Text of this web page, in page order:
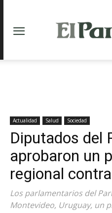
Actualidad Salud Sociedad
Diputados del
aprobaron un
regional
Los parlamentarios del
Montevideo, Uruguay, un